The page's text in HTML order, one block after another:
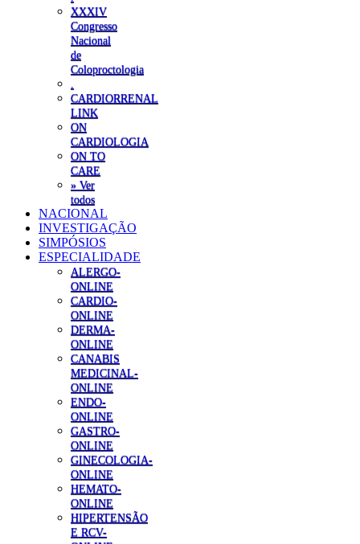
XXXIV
Congresso
Nacional
de
Coloproctologia
CARDIORRENAL
LINK
ON
CARDIOLOGIA
ON TO
CARE
» Ver
todos
NACIONAL
INVESTIGAÇÃO
SIMPÓSIOS
ESPECIALIDADE
ALERGO-
ONLINE
CARDIO-
ONLINE
DERMA-
ONLINE
CANABIS
MEDICINAL-
ONLINE
ENDO-
ONLINE
GASTRO-
ONLINE
GINECOLOGIA-
ONLINE
HEMATO-
ONLINE
HIPERTENSÃO
E RCV-